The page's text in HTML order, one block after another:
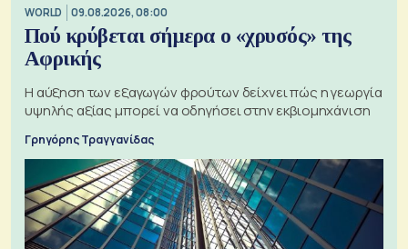
WORLD 09.08.2026, 08:00
Πού κρύβεται σήμερα ο «χρυσός» της
Αφρικής
Η αύξηση των εξαγωγών φρούτων δείχνει πώς η γεωργία
υψηλής αξίας μπορεί να οδηγήσει στην εκβιομηχάνιση
Γρηγόρης Τραγγανίδας